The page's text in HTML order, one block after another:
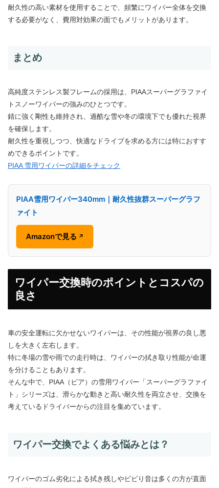
耐久性の高い素材を使用することで、頻繁にワイパー全体を交換
する必要がなく、費用対効果の面でもメリットがあります。
まとめ
高純度ステンレス製フレームの採用は、PIAAスーパーグラファイ
トスノーワイパーの強みのひとつです。
錆に強く剛性も維持され、過酷な雪や冬の環境下でも優れた視界
を確保します。
耐久性を重視しつつ、快適なドライブを求める方には特におすす
めできるポイントです。
PIAA 雪用ワイパーの詳細をチェック
PIAA雪用ワイパー340mm｜耐久性抜群スーパーグラフ
ァイト
Amazonで見る ↗
ワイパー交換時のポイントとコスパの
良さ
車の安全運転に欠かせないワイパーは、その性能が視界の良し悪
しを大きく左右します。
特に冬場の雪や雨での走行時は、ワイパーの拭き取り性能が命運
を分けることもあります。
そんな中で、PIAA（ピア）の雪用ワイパー「スーパーグラファイ
ト」シリーズは、滑らかな動きと高い耐久性を両立させ、交換を
考えているドライバーからの注目を集めています。
ワイパー交換でよくある悩みとは？
ワイパーのゴム劣化による拭き残しやビビり音は多くの方が直面